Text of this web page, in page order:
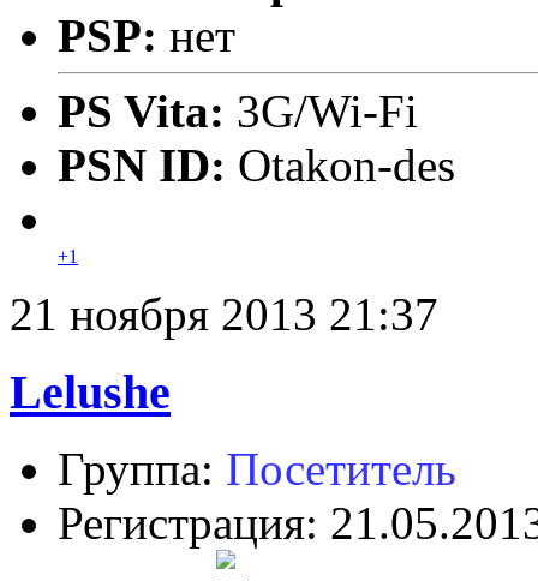
PSP: нет
PS Vita: 3G/Wi-Fi
PSN ID: Otakon-des
+1
21 ноября 2013 21:37
Lelushe
Группа: Посетитель
Регистрация: